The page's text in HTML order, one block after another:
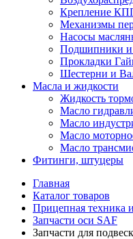
Крепление
Механизмы
Насосы
Подшипники и
Прокладки
Шестерни и
Масла и жидкости
Жидкость
Масло
Масло
Масло
Масло
Фитинги, штуцеры
Главная
Каталог товаров
Прицепная техника
Запчасти оси SAF
Запчасти для